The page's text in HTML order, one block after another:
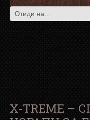
X-TREME